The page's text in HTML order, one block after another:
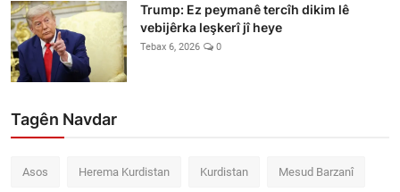
Trump: Ez peymanê tercîh dikim lê
vebijêrka leşkerî jî heye
Tebax 6, 2026 0
Tagên Navdar
Asos Herema Kurdistan Kurdistan Mesud Barzanî